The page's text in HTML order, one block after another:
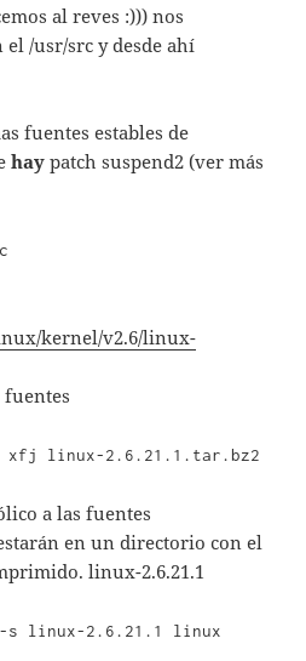
al reves :))) nos
/usr/src y desde ahí
fuentes estables de
hay patch suspend2 (ver más
kernel/v2.6/linux-
fuentes
xfj linux-2.6.21.1.tar.bz2
a las fuentes
en un directorio con el
linux-2.6.21.1
s linux-2.6.21.1 linux